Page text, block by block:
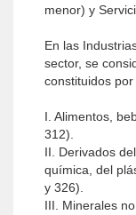
menor) y
En las
sector, se
constituidos
I. Alimentos,
312).
II. Derivados
química, del
y 326).
III. Minerales